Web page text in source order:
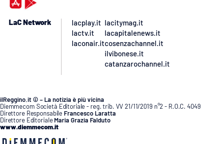
LaC Network
lacplay.it
lactv.it
laconair.it
lacitymag.it
lacapitalenews.it
cosenzachannel.it
ilvibonese.it
catanzarochannel.it
ilReggino.it © – La notizia è più vicina
Diemmecom Società Editoriale - reg. trib. VV 21/11/2019 n°2 - R.O.C. 4049
Direttore Responsabile Francesco Laratta
Direttore Editoriale Maria Grazia Falduto
www.diemmecom.it